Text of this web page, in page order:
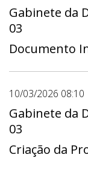
Gabinete da
03
Documento
10/03/2026 08:10
Gabinete da
03
Criação da